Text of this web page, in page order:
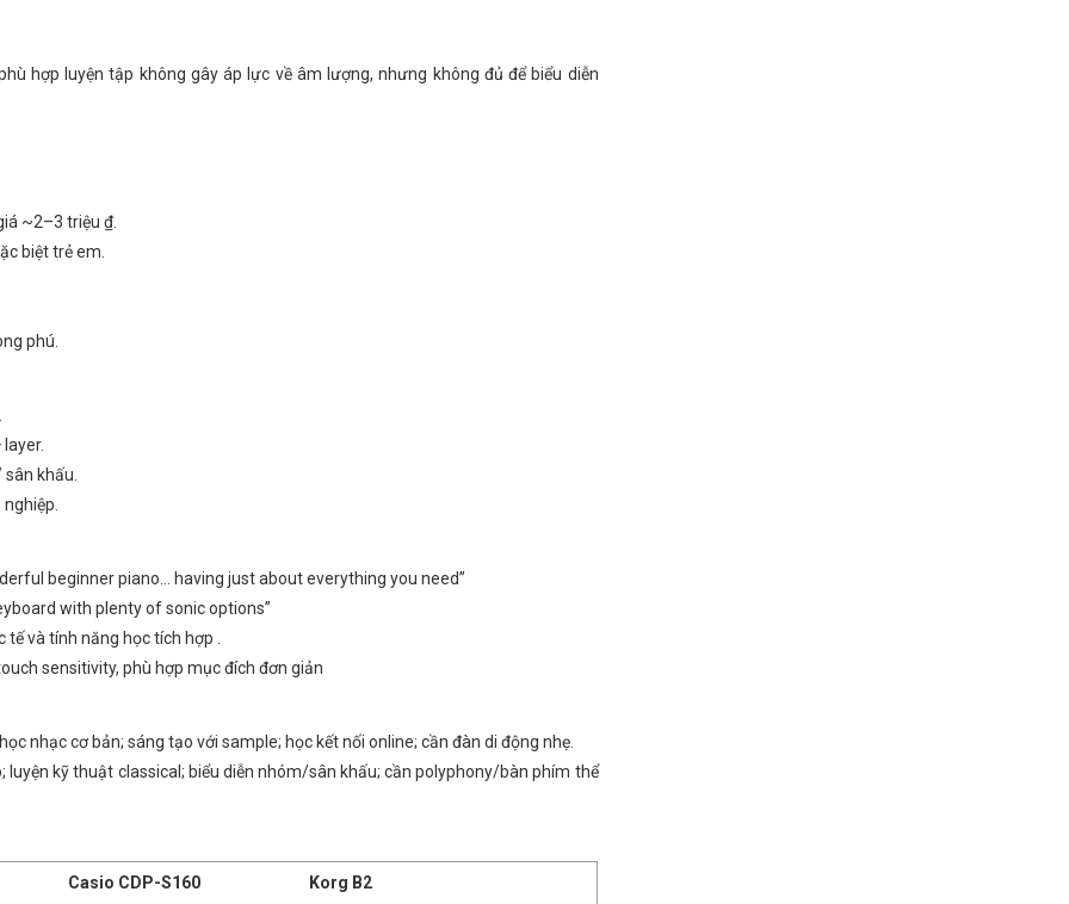
hợp luyện tập không gây áp lực về âm lượng, nhưng không đủ để biểu diễn
~2–3 triệu ₫.
biệt trẻ em.
phú.
khấu.
beginner piano… having just about everything you need”
with plenty of sonic options”
và tính năng học tích hợp .
sensitivity, phù hợp mục đích đơn giản
nhạc cơ bản; sáng tạo với sample; học kết nối online; cần đàn di động nhẹ.
luyện kỹ thuật classical; biểu diễn nhóm/sân khấu; cần polyphony/bàn phím thể
Casio CDP-S160 Korg B2